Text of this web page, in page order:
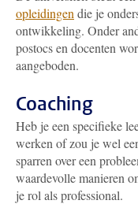
opleidingen die je
ontwikkeling. Onder
postocs en docenten
aangeboden.
Coaching
Heb je een specifieke
werken of zou je wel
sparren over een
waardevolle manieren
je rol als professional.